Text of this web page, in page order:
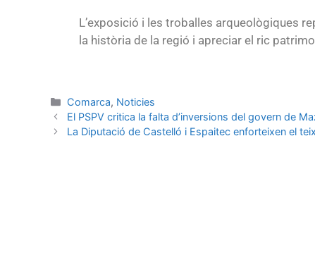
L’exposició i les troballes arqueològiques
la història de la regió i apreciar el ric
Comarca, Noticies
El PSPV critica la falta d’inversions del govern de
La Diputació de Castelló i Espaitec enforteixen el